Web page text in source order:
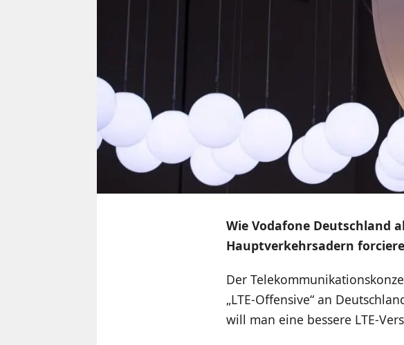
Wie Vodafone Deutschland
Hauptverkehrsadern
Der
„LTE-Offensive“ an
will man eine bessere LTE-